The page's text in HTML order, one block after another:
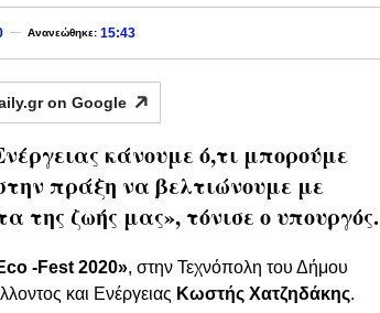
Ανανεώθηκε: 15:43
on Google
κάνουμε ό,τι μπορούμε
πράξη να βελτιώνουμε με
της ζωής μας», τόνισε ο υπουργός.
-Fest 2020», στην Τεχνόπολη του Δήμου
και Ενέργειας Κωστής Χατζηδάκης.